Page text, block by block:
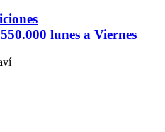
lunes a Viernes